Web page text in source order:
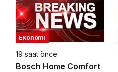
Ekonomi
19 saat önce
Bosch Home Comfort